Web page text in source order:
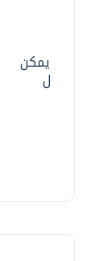
.. هل يمكن
نتعامل